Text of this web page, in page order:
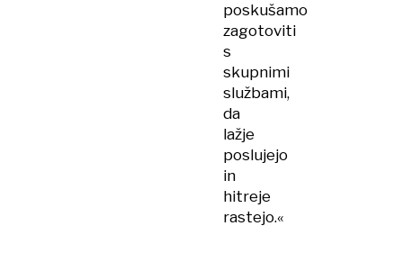
poskušamo
zagotoviti
s
skupnimi
službami,
da
lažje
poslujejo
in
hitreje
rastejo.«